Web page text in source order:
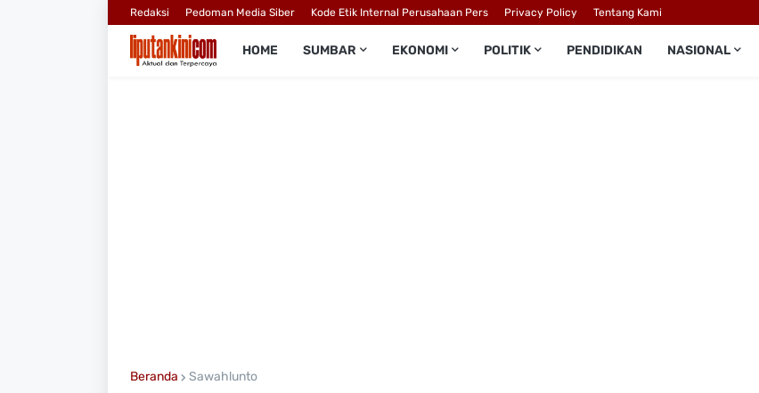
Redaksi Pedoman Media Siber Kode Etik Internal Perusahaan Pers Privacy Policy Tentang Kami
HOME SUMBAR EKONOMI POLITIK PENDIDIKAN NASIONAL
Beranda Sawahlunto